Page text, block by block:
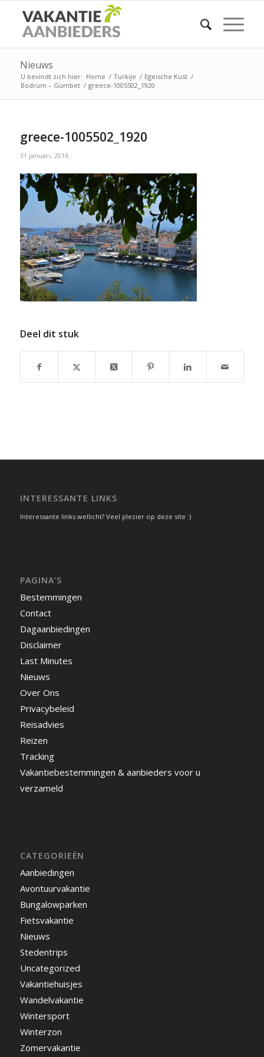
Nieuws
U bevindt zich hier: Home / Turkije / Egeïsche Kust /
Bodrum – Gümbet / greece-1005502_1920
greece-1005502_1920
31 januari, 2016
Deel dit stuk
INTERESSANTE LINKS
Interessante links wellicht? Veel plezier op deze site :)
PAGINA’S
Bestemmingen
Contact
Dagaanbiedingen
Disclaimer
Last Minutes
Nieuws
Over Ons
Privacybeleid
Reisadvies
Reizen
Tracking
Vakantiebestemmingen & aanbieders voor u
verzameld
CATEGORIEËN
Aanbiedingen
Avontuurvakantie
Bungalowparken
Fietsvakantie
Nieuws
Stedentrips
Uncategorized
Vakantiehuisjes
Wandelvakantie
Wintersport
Winterzon
Zomervakantie